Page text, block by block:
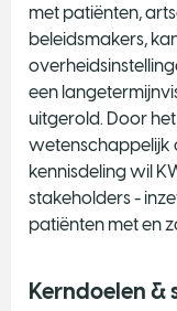
met patiënten,
beleidsmakers,
een
uitgerold. Door
wetenschappelijk
kennisdeling wil
stakeholders -
patiënten met en
Kerndoelen &